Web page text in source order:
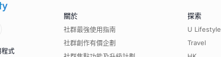
式
關於
社群最強使用指南
社群創作有價企劃
探索
U Lifestyle
Travel